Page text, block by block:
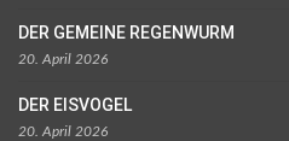
DER GEMEINE REGENWURM
20. April 2026
DER EISVOGEL
20. April 2026